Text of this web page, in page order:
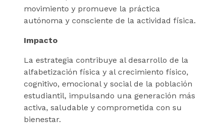
movimiento y promueve la práctica
autónoma y consciente de la actividad física.
Impacto
La estrategia contribuye al desarrollo de la
alfabetización física y al crecimiento físico,
cognitivo, emocional y social de la población
estudiantil, impulsando una generación más
activa, saludable y comprometida con su
bienestar.